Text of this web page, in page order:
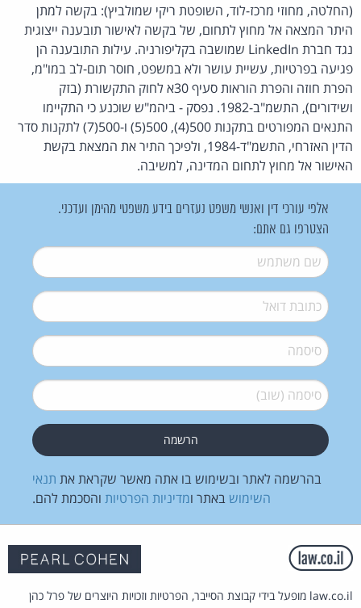
(החלטה, מחוזי מרכז-לוד, השופטת ריקי שמולביץ): בקשה למתן
היתר המצאה אל מחוץ לתחום, של בקשה לאישור תובענה ייצוגית
נגד חברת LinkedIn שמושבה בקליפורניה. עילות התובענה הן
פגיעה בפרטיות, עשיית עושר ולא במשפט, חוסר תום-לב במו"מ,
הפרת חוזה והפרת הוראות סעיף 30א לחוק התקשורת (בזק
ושידורים), התשמ"ב-1982. נפסק - ביהמ"ש שוכנע כי התקיימו
התנאים המפורטים בתקנות 500(4), 500(5) ו-500(7) לתקנות סדר
הדין האזרחי, התשמ"ד-1984, ולפיכך התיר את המצאת בקשת
האישור אל מחוץ לתחום המדינה, למשיבה.
אלפי עורכי דין ואנשי משפט נעזרים בידע משפטי מהימן ועדכני.
הצטרפו גם אתם:
שם משתמש*
דואל*
סיסמה*
סיסמה (שוב)*
בהרשמה לאתר ובשימוש בו אתה מאשר שקראת את תנאי
השימוש באתר ומדיניות הפרטיות והסכמת להם.
law.co.il מופעל בידי קבוצת הסייבר, הפרטיות וזכויות היוצרים של פרל כהן